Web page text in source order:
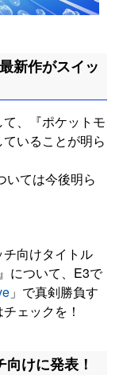
新作がスイッ
、『ポケットモ
いることが明ら
いては今後明ら
向けタイトル
について、E3で
」で真剣勝負す
ェックを！
向けに発表！